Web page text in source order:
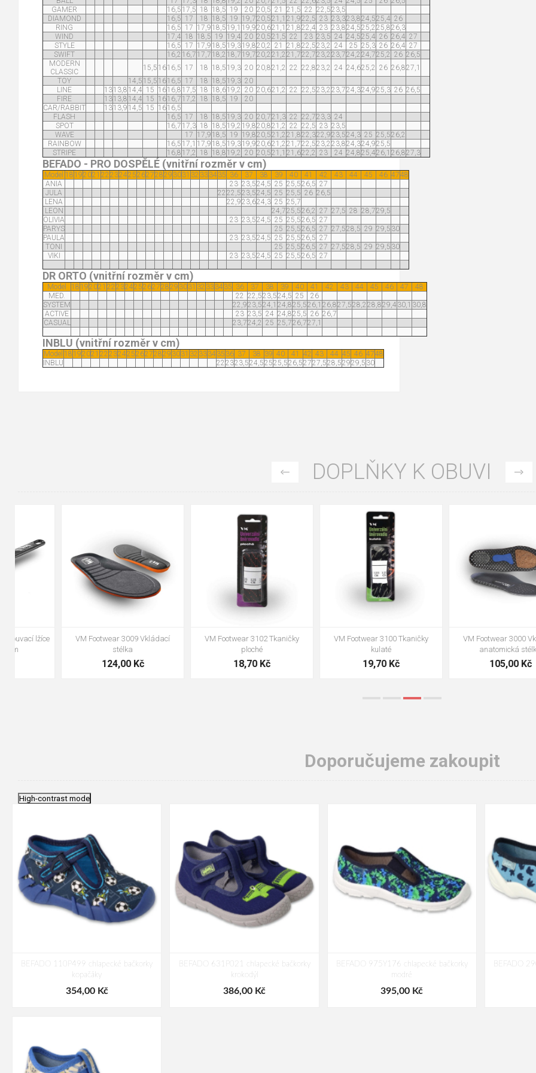
GAMER
16,5 17,5 18 18,5 19 20 20,5 21 21,5 22 22,523,5
DIAMOND
16,5 17 18 18,5 19 19,720,521,1 21,922,5 23 23,323,824,525,4 26
RING
16,5 17 17,9 18,5 19,1 19,920,621,1 21,822,4 23 23,824,525,225,826,3
WIND
17,4 18 18,5 19 19,4 20 20,521,5 22 23 23,5 24 24,525,4 26 26,4 27
STYLE
16,5 17 17,9 18,5 19,319,820,2 21 21,822,523,2 24 25 25,3 26 26,4 27
SWIFT
16,2 16,7 17,7 18,2 18,7 19,720,2 21,2 21,722,723,2 23,724,2 24,725,2 26 26,5
MODERN
CLASSIC
15,5 1616,5 17 18 18,5 19,3 20 20,821,2 22 22,823,2 24 24,625,2 26 26,827,1
TOY
14,5 15,5 1616,5 17 18 18,5 19,3 20
LINE
1313,8 14,4 15 1616,8 17,5 18 18,619,2 20 20,621,2 22 22,523,223,724,324,925,3 26 26,5
FIRE
1313,8 14,4 15 1616,7 17,2 18 18,5 19
20
CAR/RABBIT
1313,9 14,5 15 1616,5
FLASH
16,5 17 18 18,5 19,3 20 20,721,3 22 22,723,3 24
SPOT
16,7 17,3 18 18,5 19,2 19,820,821,2 22 22,5 23 23,5
WAVE
17 17,9 18,5 19 19,820,521,2 21,822,322,923,524,3 25 25,526,2
RAINBOW
16,5 17,1 17,9 18,5 19,319,920,621,221,722,523,223,824,324,925,5
STRIPE
16,8 17,2 18 18,8 19,2 20 20,521,1 21,622,2 23 24 24,825,426,1 26,827,3
BEFADO - PRO DOSPĚLÉ (vnitřní rozměr v cm)
Model 18 192021 2223242526272829 3031 32 3334 35 36 37 38 39 40 41 42 43 44 45 46 4748
ANIA
23 23,524,5 25 25,526,5 27
JULA
22 22,523,524,5 25 25,5 26 26,5
LENA
22,923,624,3 25 25,7
LEON
24,725,526,2 27 27,5 28 28,729,5
OLIVIA
23 23,524,5 25 25,526,5 27
PARYS
25 25,526,5 27 27,528,5 29 29,5 30
PAULA
23 23,524,5 25 25,526,5 27
TONI
25 25,526,5 27 27,528,5 29 29,5 30
VIKI
23 23,524,5 25 25,526,5 27
DR ORTO (vnitřní rozměr v cm)
Model 18 192021 2223242526272829 3031 32 3334 35 36 37 38 39 40 41 42 43 44 45 46 47
48
MED.
22 22,523,524,5 25
26
SYSTEM
22,923,524,1 24,825,526,1 26,827,528,2 28,829,4 30,1 30,8
ACTIVE
23 23,5 24 24,825,5 26 26,7
CASUAL
23,724,2 25 25,726,727,1
INBLU (vnitřní rozměr v cm)
Model 18 192021 2223242526272829 3031 32 3334 35 36 37 38 39 40 41 42 43 44 45 46 4748
INBLU
222323,524,52525,526,52727,528,52929,5 30
DOPLŇKY K OBUVI
VM Footwear 3100 Tkaničky
VM Footwear 3000 Vkládací
39
40
VM Footwear 3002 Vkládací
anatomická stélka ESD
43
VM Footwear 3900 Čistící houba
na obuv
Doporučujeme zakoupit
High-contrast mode
BEFADO 110P499 chlapecké bačkorky
kopačáky
354,00 Kč
BEFADO 631P021 chlapecké bačkorky
krokodýl
386,00 Kč
BEFADO 975Y176 chlapecké bačkorky
modré
395,00 Kč
BEFADO